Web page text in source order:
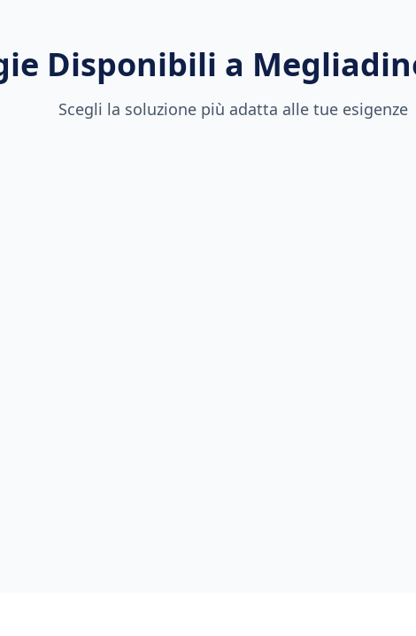
Disponibili a
Scegli la soluzione più adatta alle tue esigenze